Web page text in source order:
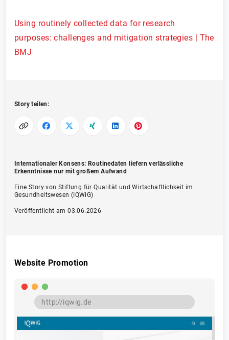
Using routinely collected data for research
purposes: challenges and mitigation strategies | The
BMJ
Story teilen:
Internationaler Konsens: Routinedaten liefern verlässliche
Erkenntnisse nur mit großem Aufwand
Eine Story von Stiftung für Qualität und Wirtschaftlichkeit im
Gesundheitswesen (IQWiG)
Veröffentlicht am 03.06.2026
Website Promotion